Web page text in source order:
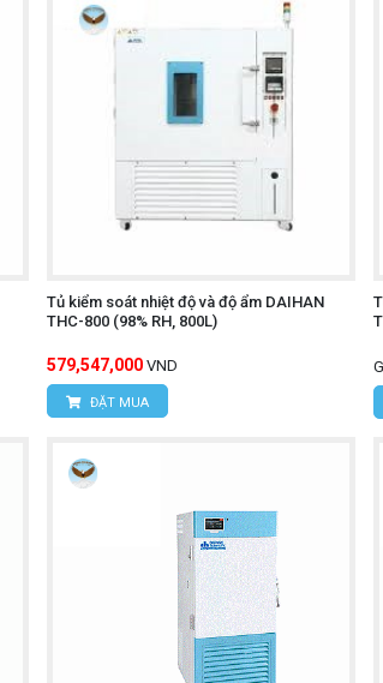
Tủ kiểm soát nhiệt độ và độ ẩm DAIHAN
THC-800 (98% RH, 800L)
579,547,000 VND
ĐẶT MUA